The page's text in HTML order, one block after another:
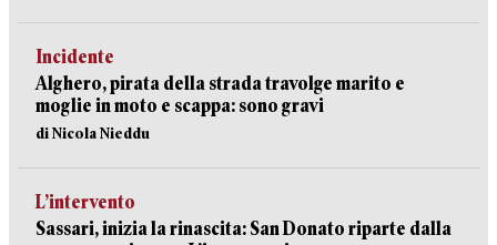
Incidente
Alghero, pirata della strada travolge marito e
moglie in moto e scappa: sono gravi
di Nicola Nieddu
L’intervento
Sassari, inizia la rinascita: San Donato riparte dalla